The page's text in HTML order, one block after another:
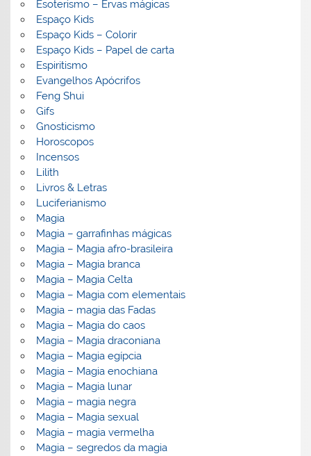
Esoterismo – Ervas mágicas
Espaço Kids
Espaço Kids – Colorir
Espaço Kids – Papel de carta
Espiritismo
Evangelhos Apócrifos
Feng Shui
Gifs
Gnosticismo
Horoscopos
Incensos
Lilith
Livros & Letras
Luciferianismo
Magia
Magia – garrafinhas mágicas
Magia – Magia afro-brasileira
Magia – Magia branca
Magia – Magia Celta
Magia – Magia com elementais
Magia – magia das Fadas
Magia – Magia do caos
Magia – Magia draconiana
Magia – Magia egípcia
Magia – Magia enochiana
Magia – Magia lunar
Magia – magia negra
Magia – Magia sexual
Magia – magia vermelha
Magia – segredos da magia